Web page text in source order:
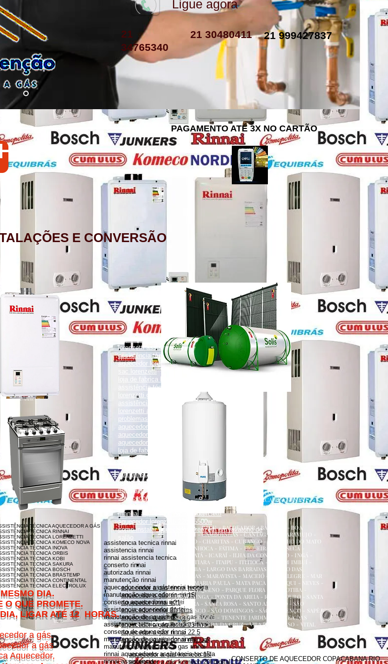
aquecedor a gás komeco 15l
aquecedor a gás komeco 20l digital
TÉCNICA AQUECEDOR A GÁS
TÉCNICA RINNAI
TÉCNICA LORENZETTI
TÉCNICA KOMECO NOVA
TÉCNICA INOVA
TÉCNICA ORBIS
TÉCNICA KOBI
TÉCNICA SAKURA
TÉCNICA BOSCH
TÉCNICA BRASTEMP
TÉCNICA CONTINENTAL
TÉCNICA ELECTROLUX
resistencia de boiler eletrico
resistencia eletrica boiler
resistencia para boiler preço
resistencia boiler komeco
aquecedor a gás rinnai preço
aquecedor a gás rinnai 15l
aquecedor rinnai e21
aquecedor rinnai 21 litros
aquecedor a gás preço
aquecedor a gás rinnai 35 litros
aquecedor a gás rinnai 22 5
aquecedor a gás rinnai manual
Ligue agora
21
34765340
21 30480411 21 999427837
CONSERTO DE AQUECEDOR COPACABANA RIO
assistencia tecnica rinnai
assistencia rinnai
rinnai assistencia tecnica
conserto rinnai
autorizada rinnai
manutenção rinnai
aquecedor rinnai assistencia tecnica
manutenção aquecedores rinnai
conserto aquecedores rinnai
assistencia aquecedor rinnai
manutenção de aquecedor a gas rinnai
assistencia tecnica aquecedor rinnai
conserto de aquecedor rinnai
manutenção de aquecedor rinnai
manutenção aquecedor a gas rinnai
rinnai aquecedores assistencia tecnica
rinnai assistencia
PAGAMENTO ATÉ 3X NO CARTÃO
E CONVERSÃO
aquecedor lorenzetti vazando
lorenzetti assistência técnica
assistência técnica chuveiro lorenzetti rj
aquecedor lorenzetti não esquenta muito
sac lorenzetti
loja de fabrica lorenzetti
assistência técnica lorenzetti lapa
lorenzetti garantia
assistência técnica chuveiro lorenzetti rj
lorenzetti assistência técnica
problemas com aquecedor a gás lorenzetti
aquecedor lorenzetti manual
aquecedor a gás lorenzetti
aquecedor a gás lorenzetti 15l
loja de fabrica lorenzetti
lorenzetti garantia
como instalar aquecedor versátil lorenzetti
como instalar aquecedor lorenzetti em torneira
monocomando
manual aquecedor lorenzetti
aquecedor lorenzetti 110v
aquecedor lorenzetti água da rua
manual aquecedor versátil lorenzetti
aquecedor lorenzetti 220v 5500w
como instalar aquecedor lorenzetti em lavatório de
salão
RUA PORTO FELIZ 371
- COELHO
LEAL - ENGENHO DA
- MARECHAL
- PAVUNA - PENHA
- TOMÁS COELHO
- VILA KOSMOS - VISTA
AQUECEDOR A GÁS, CONSERTO, MANUTENÇÃO,
INSTALAÇÃO, ASSISTÊNCIA TÉCNICA RUA ERNANI
AMARAL PEIXOTO 252 CENTRO NITERÓI
NITERÓI RJ
ATALAIA - BADU - BALDEADOR - BARRETO - BOA
VIAGEM - CAMBOINHAS - CANTAGALO - CARAMUJO -
CENTRO - CHARITAS - CUBANGO - ENGENHO DO MATO
- ENGENHOCA - FÁTIMA - FIGUEIRA - FONSECA -
GRAGOATÁ - ICARAÍ - ILHA DA CONCEIÇÃO - INGÁ -
ITACOATIARA - ITAIPU - ITITIOCA - JARDIM IMBUÍ -
JURUJUBA - LARGO DAS BARRADAS - LARGO DAS
BATALHAS - MARAVISTA - MACEIÓ - MAR ALEGRE - MAR
AZUL - MARIA PAULA - MATA PACA - MURIQUI - NEVES -
PADRE PEQUENO - PARQUE FLORA - PENDOTIBA -
PIRATININGA - PONTA DA AREIA - RIO DO OURO - SANTA
BÁRBARA - SANTA ROSA - SANTO ANTÔNIO - SÃO
FRANCISCO - SÃO DOMINGOS - SÃO LOURENÇO - SAPÊ -
SERRA GRANDE - TENENTE JARDIM - VARZEA DAS
MOÇAS - VENDA DA CRUZ - VILA PROGRESSO - VITAL
BRASIL
DIA.
ATÉ 12 HORAS.
a gás.
a gás
Aquecedor,